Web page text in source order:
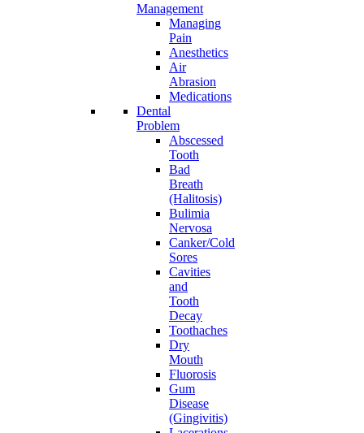
Management
Managing
Pain
Anesthetics
Air
Abrasion
Medications
Dental
Problem
Abscessed
Tooth
Bad
Breath
(Halitosis)
Bulimia
Nervosa
Canker/Cold
Sores
Cavities
and
Tooth
Decay
Toothaches
Dry
Mouth
Fluorosis
Gum
Disease
(Gingivitis)